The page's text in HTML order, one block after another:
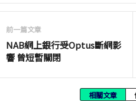
前一篇文章
NAB網上銀行受Optus斷網影
響 曾短暫關閉
相關文章